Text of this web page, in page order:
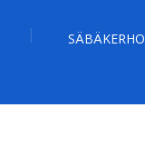
SÄBÄKERHO